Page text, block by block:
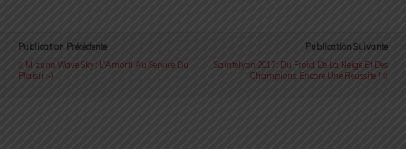
Publication Précédente
Mizuno Wave Sky : L'Amorti Au Service Du
Plaisir :-)
Publication Suivante
Saintélyon 2017 : Du Froid, De La Neige Et Des
Champions, Encore Une Réussite !